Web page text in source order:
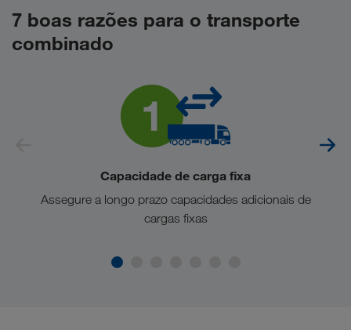
7 boas razões para o transporte
combinado
Capacidade de carga fixa
Assegure a longo prazo capacidades adicionais de
cargas fixas